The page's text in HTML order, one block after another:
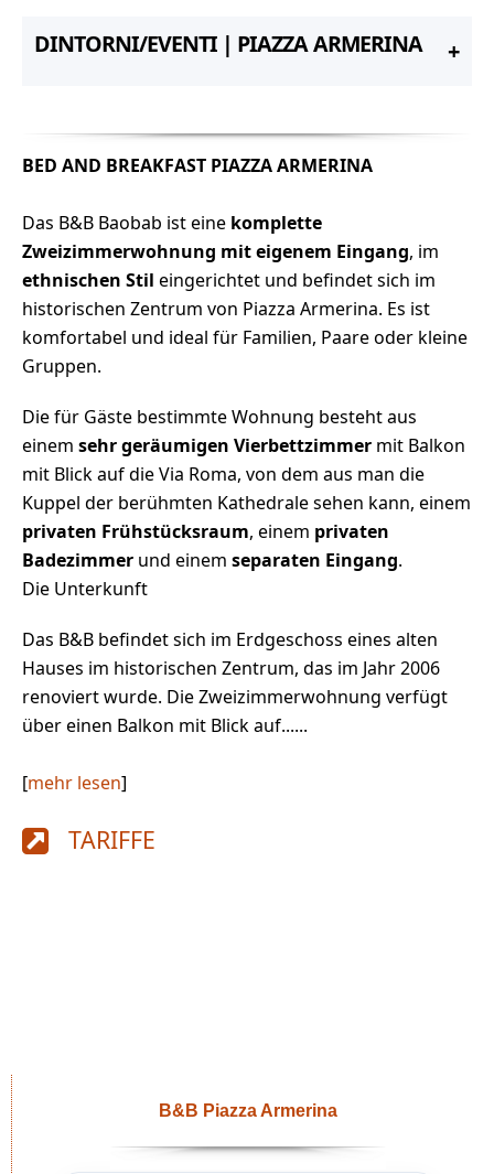
DINTORNI/EVENTI | PIAZZA ARMERINA
BED AND BREAKFAST PIAZZA ARMERINA
Das B&B Baobab ist eine komplette
Zweizimmerwohnung mit eigenem Eingang, im
ethnischen Stil eingerichtet und befindet sich im
historischen Zentrum von Piazza Armerina. Es ist
komfortabel und ideal für Familien, Paare oder kleine
Gruppen.
Die für Gäste bestimmte Wohnung besteht aus
einem sehr geräumigen Vierbettzimmer mit Balkon
mit Blick auf die Via Roma, von dem aus man die
Kuppel der berühmten Kathedrale sehen kann, einem
privaten Frühstücksraum, einem privaten
Badezimmer und einem separaten Eingang.
Die Unterkunft
Das B&B befindet sich im Erdgeschoss eines alten
Hauses im historischen Zentrum, das im Jahr 2006
renoviert wurde. Die Zweizimmerwohnung verfügt
über einen Balkon mit Blick auf......
[mehr lesen]
TARIFFE
B&B Piazza Armerina